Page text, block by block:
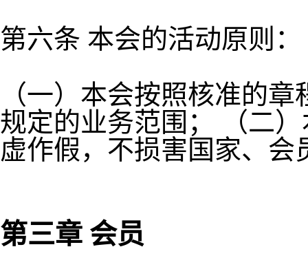
第六条 本会的活动原则：
（一）本会按照核准的
规定的业务范围； （二
虚作假，不损害国家、会
第三章 会员